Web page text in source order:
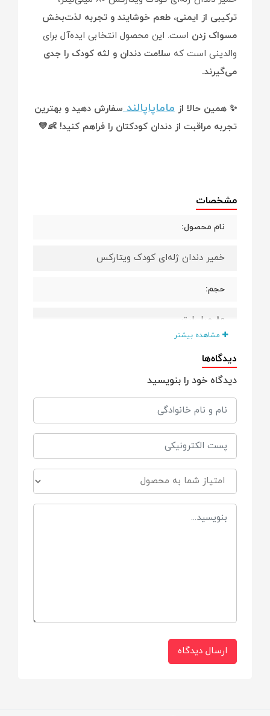
ترکیبی از ایمنی، طعم خوشایند و تجربه لذت‌بخش
مسواک زدن است. این محصول انتخابی ایده‌آل برای
والدینی است که سلامت دندان و لثه کودک را جدی
می‌گیرند.
✨ همین حالا از ماماپاپالندسفارش دهید و بهترین
تجربه مراقبت از دندان کودکتان را فراهم کنید! 👶💛
مشخصات
نام محصول:
خمیر دندان ژله‌ای کودک ویتارکس
حجم:
۸۰ میلی‌لیتر
مناسب برای سن:
کودکان ۲ تا ۶ سال
نوع خمیر دندان:
ژله‌ای نرم و ملایم
فرمولاسیون:
فاقد فلوراید قوی و مواد شیمیایی مضر
محافظت از مینای دندان و جلوگیری از
مشاهده بیشتر
دیدگاه‌ها
دیدگاه خود را بنویسید
ارسال دیدگاه